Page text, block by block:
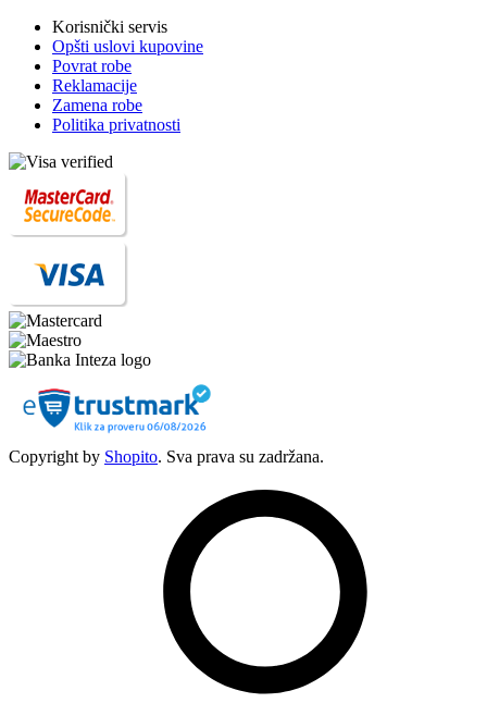
Korisnički servis
Opšti uslovi kupovine
Povrat robe
Reklamacije
Zamena robe
Politika privatnosti
Copyright by Shopito. Sva prava su zadržana.